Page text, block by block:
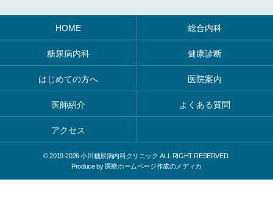
HOME 総合内科
糖尿病内科 健康診断
はじめての方へ 医院案内
医師紹介 よくある質問
アクセス
© 2019-2026 小川糖尿病内科クリニック ALL RIGHT RESERVED.
Produce by医療ホームページ作成のメディカ